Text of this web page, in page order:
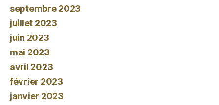
septembre 2023
juillet 2023
juin 2023
mai 2023
avril 2023
février 2023
janvier 2023